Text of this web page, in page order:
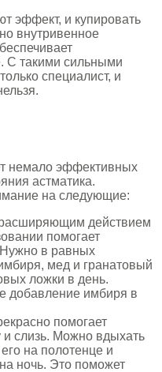
эффект, и купировать
внутривенное
С такими сильными
специалист, и
немало эффективных
астматика.
на следующие:
действием
помогает
Нужно в равных
мед и гранатовый
ложки в день.
добавление имбиря в
помогает
слизь. Можно вдыхать
на полотенце и
ночь. Это поможет